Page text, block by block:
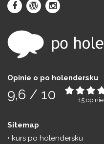
Opinie o po holendersku
9,6 / 10 15 opinie
Sitemap
kurs po holendersku